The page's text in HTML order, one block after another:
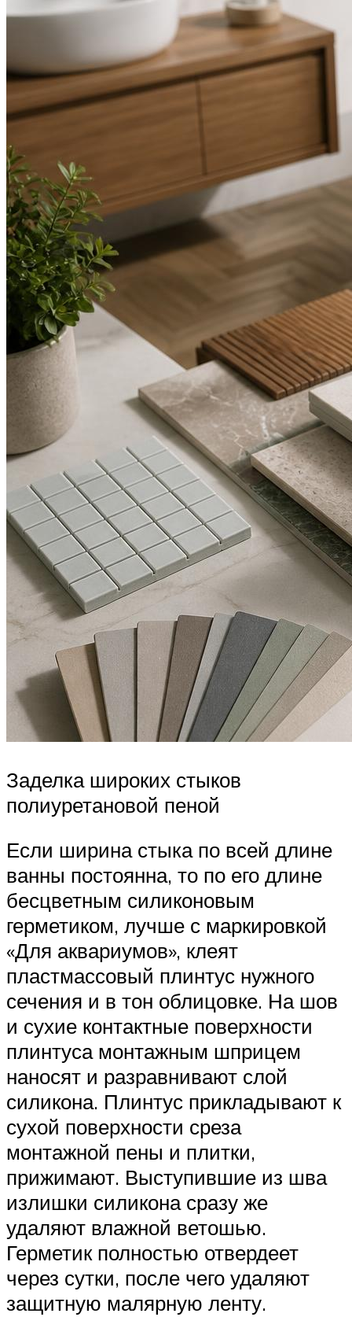
Заделка широких стыков
полиуретановой пеной
Если ширина стыка по всей длине
ванны постоянна, то по его длине
бесцветным силиконовым
герметиком, лучше с маркировкой
«Для аквариумов», клеят
пластмассовый плинтус нужного
сечения и в тон облицовке. На шов
и сухие контактные поверхности
плинтуса монтажным шприцем
наносят и разравнивают слой
силикона. Плинтус прикладывают к
сухой поверхности среза
монтажной пены и плитки,
прижимают. Выступившие из шва
излишки силикона сразу же
удаляют влажной ветошью.
Герметик полностью отвердеет
через сутки, после чего удаляют
защитную малярную ленту.